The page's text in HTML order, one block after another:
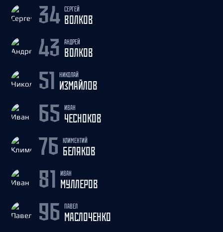
34 СЕРГЕЙ
ВОЛКОВ
43 АНДРЕЙ
ВОЛКОВ
51 НИКОЛАЙ
ИЗМАЙЛОВ
65 ИВАН
ЧЕСНОКОВ
76 КЛИМЕНТИЙ
БЕЛЯКОВ
81 ИВАН
МУЛЛЕРОВ
96 ПАВЕЛ
МАСЛОЧЕНКО